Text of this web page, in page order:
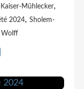
Kaiser-Mühlecker,
2024, Sholem-
Wolff